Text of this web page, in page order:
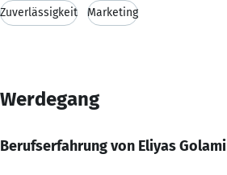
Zuverlässigkeit Marketing
Werdegang
Berufserfahrung von Eliyas Golami